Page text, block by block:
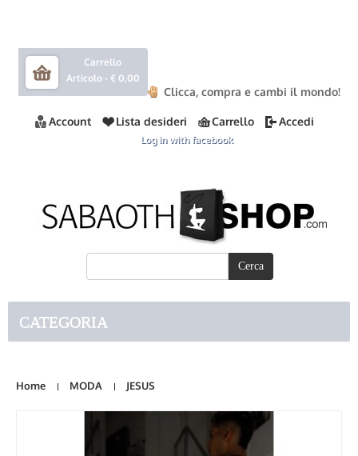
Carrello
Articolo - € 0,00
Clicca, compra e cambi il mondo!
Account Lista desideri Carrello Accedi
Log in with facebook
CATEGORIA
Home MODA JESUS